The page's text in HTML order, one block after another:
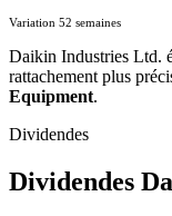
Variation 52 semaines
Daikin Industries Ltd.
rattachement plus
Equipment.
Dividendes
Dividendes